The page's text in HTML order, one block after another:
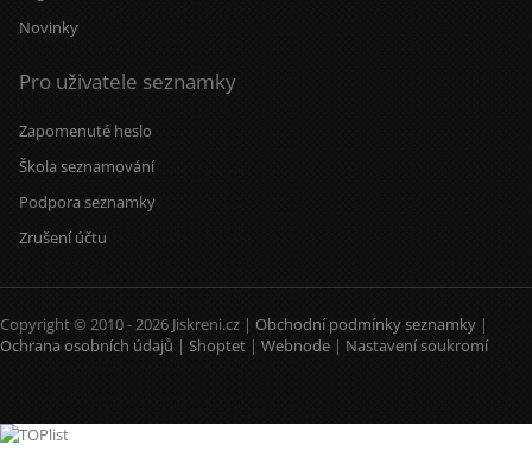
Novinky
Pro uživatele seznamky
Zapomenuté heslo
Škola seznamování
Podpora seznamky
Zrušení účtu
Copyright © 2010 - 2026 Jiskreni.cz | Obchodní podmínky seznamky |
Ochrana osobních údajů | Shoptet | Webnode | Nastavení soukromí